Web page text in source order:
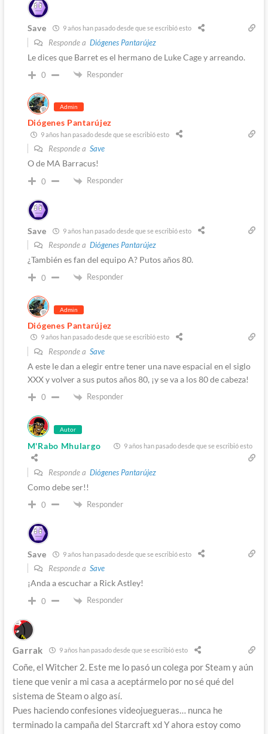
Save 9 años han pasado desde que se escribió esto
Responde a Diógenes Pantarújez
Le dices que Barret es el hermano de Luke Cage y arreando.
0 Responder
Admin
Diógenes Pantarújez
9 años han pasado desde que se escribió esto
Responde a Save
O de MA Barracus!
0 Responder
Save 9 años han pasado desde que se escribió esto
Responde a Diógenes Pantarújez
¿También es fan del equipo A? Putos años 80.
0 Responder
Admin
Diógenes Pantarújez
9 años han pasado desde que se escribió esto
Responde a Save
A este le dan a elegir entre tener una nave espacial en el siglo
XXX y volver a sus putos años 80, ¡y se va a los 80 de cabeza!
0 Responder
Autor
M'Rabo Mhulargo 9 años han pasado desde que se escribió esto
Responde a Diógenes Pantarújez
Como debe ser!!
0 Responder
Save 9 años han pasado desde que se escribió esto
Responde a Save
¡Anda a escuchar a Rick Astley!
0 Responder
Garrak 9 años han pasado desde que se escribió esto
Coñe, el Witcher 2. Este me lo pasó un colega por Steam y aún
tiene que venir a mi casa a aceptármelo por no sé qué del
sistema de Steam o algo así.
Pues haciendo confesiones videojuegueras… nunca he
terminado la campaña del Starcraft xd Y ahora estoy como